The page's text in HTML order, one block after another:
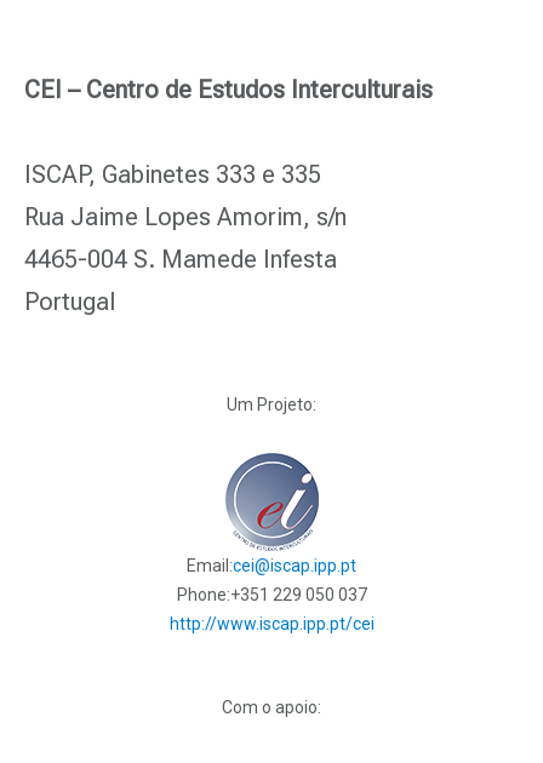
CEI – Centro de Estudos Interculturais
ISCAP, Gabinetes 333 e 335
Rua Jaime Lopes Amorim, s/n
4465-004 S. Mamede Infesta
Portugal
Um Projeto:
Email:cei@iscap.ipp.pt
Phone:+351 229 050 037
http://www.iscap.ipp.pt/cei
Com o apoio: